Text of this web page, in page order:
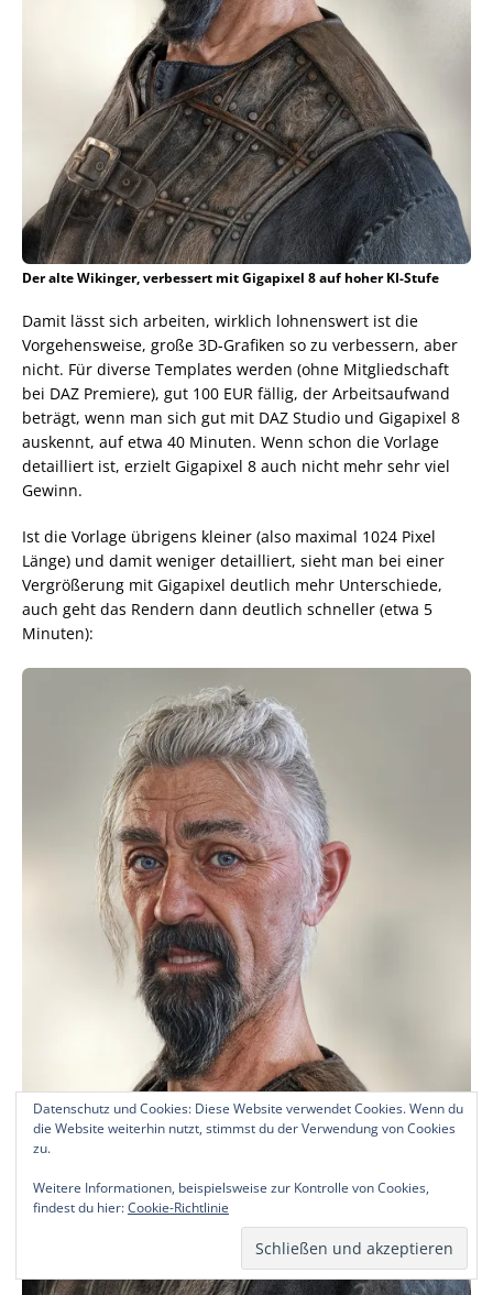
Der alte Wikinger, verbessert mit Gigapixel 8 auf hoher KI-Stufe
Damit lässt sich arbeiten, wirklich lohnenswert ist die
Vorgehensweise, große 3D-Grafiken so zu verbessern, aber
nicht. Für diverse Templates werden (ohne Mitgliedschaft
bei DAZ Premiere), gut 100 EUR fällig, der Arbeitsaufwand
beträgt, wenn man sich gut mit DAZ Studio und Gigapixel 8
auskennt, auf etwa 40 Minuten. Wenn schon die Vorlage
detailliert ist, erzielt Gigapixel 8 auch nicht mehr sehr viel
Gewinn.
Ist die Vorlage übrigens kleiner (also maximal 1024 Pixel
Länge) und damit weniger detailliert, sieht man bei einer
Vergrößerung mit Gigapixel deutlich mehr Unterschiede,
auch geht das Rendern dann deutlich schneller (etwa 5
Minuten):
Datenschutz und Cookies: Diese Website verwendet Cookies. Wenn du
die Website weiterhin nutzt, stimmst du der Verwendung von Cookies
zu.
Weitere Informationen, beispielsweise zur Kontrolle von Cookies,
findest du hier:Cookie-Richtlinie